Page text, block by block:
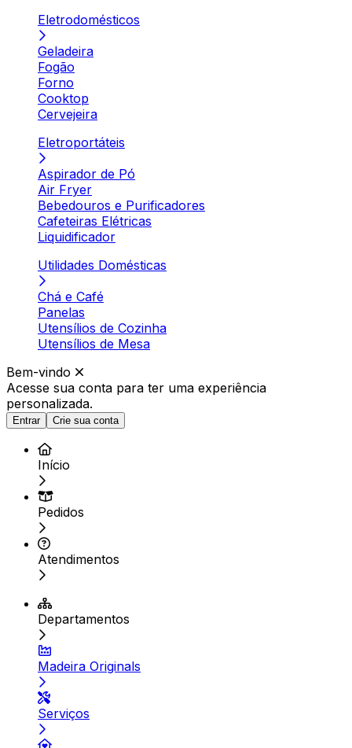
Eletrodomésticos
Geladeira
Fogão
Forno
Cooktop
Cervejeira
Eletroportáteis
Aspirador de Pó
Air Fryer
Bebedouros e Purificadores
Cafeteiras Elétricas
Liquidificador
Utilidades Domésticas
Chá e Café
Panelas
Utensílios de Cozinha
Utensílios de Mesa
Bem-vindo
Acesse sua conta para ter uma experiência
personalizada.
Entrar Crie sua conta
Início
Pedidos
Atendimentos
Departamentos
Madeira Originals
Serviços